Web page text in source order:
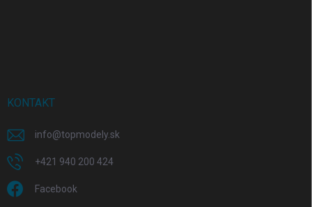
KONTAKT
info@topmodely.sk
+421 940 200 424
Facebook